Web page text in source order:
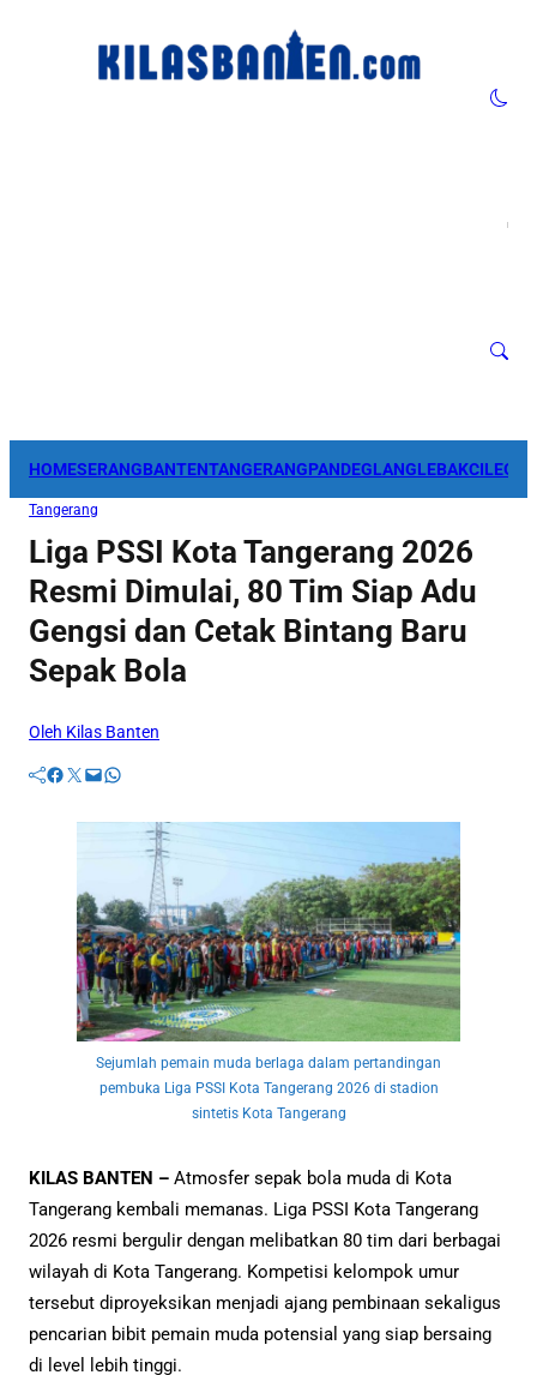
HOMESERANGBANTENTANGERANGPANDEGLANGLEBAK
Tangerang
Liga PSSI Kota Tangerang 2026
Resmi Dimulai, 80 Tim Siap Adu
Gengsi dan Cetak Bintang Baru
Sepak Bola
Oleh Kilas Banten
Facebook Twitter Mail WhatsApp
Sejumlah pemain muda berlaga dalam pertandingan
pembuka Liga PSSI Kota Tangerang 2026 di stadion
sintetis Kota Tangerang
KILAS BANTEN – Atmosfer sepak bola muda di Kota
Tangerang kembali memanas. Liga PSSI Kota Tangerang
2026 resmi bergulir dengan melibatkan 80 tim dari berbagai
wilayah di Kota Tangerang. Kompetisi kelompok umur
tersebut diproyeksikan menjadi ajang pembinaan sekaligus
pencarian bibit pemain muda potensial yang siap bersaing
di level lebih tinggi.